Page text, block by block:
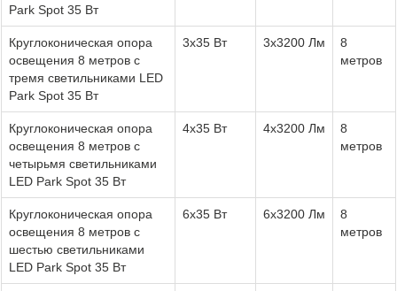
Park Spot 35 Вт
Круглоконическая опора
освещения 8 метров с
тремя светильниками LED
Park Spot 35 Вт
3x35 Вт 3х3200 Лм
8
метров
Круглоконическая опора
освещения 8 метров с
четырьмя светильниками
LED Park Spot 35 Вт
4x35 Вт 4х3200 Лм
8
метров
Круглоконическая опора
освещения 8 метров с
шестью светильниками
LED Park Spot 35 Вт
6x35 Вт 6х3200 Лм
8
метров